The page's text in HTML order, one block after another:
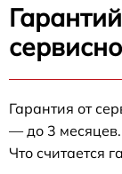
Гарантия от
— до 3 месяцев.
Что считается